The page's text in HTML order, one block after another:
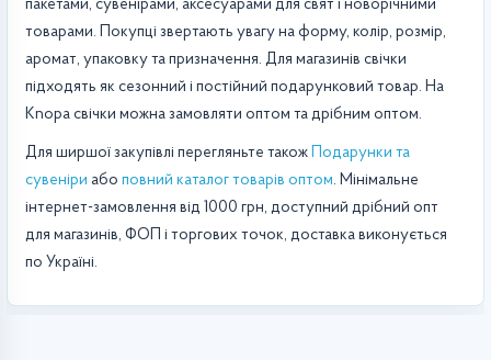
пакетами, сувенірами, аксесуарами для свят і новорічними
товарами. Покупці звертають увагу на форму, колір, розмір,
аромат, упаковку та призначення. Для магазинів свічки
підходять як сезонний і постійний подарунковий товар. На
Knopa свічки можна замовляти оптом та дрібним оптом.
Для ширшої закупівлі перегляньте також
Подарунки та
сувеніри або повний каталог товарів оптом. Мінімальне
інтернет-замовлення від 1000 грн, доступний дрібний опт
для магазинів, ФОП і торгових точок, доставка виконується
по Україні.